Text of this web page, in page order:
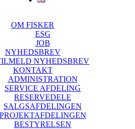
OM FISKER
ESG
JOB
NYHEDSBREV
NYHEDSBREV
KONTAKT
ADMINISTRATION
SERVICE AFDELING
RESERVEDELE
SALGSAFDELINGEN
PROJEKTAFDELINGEN
BESTYRELSEN